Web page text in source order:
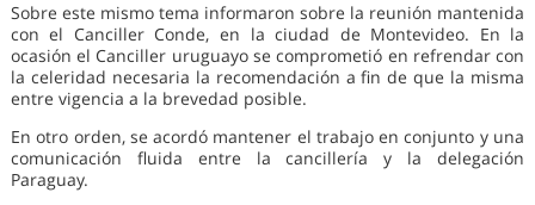
Sobre este mismo tema informaron sobre la reunión mantenida
con el Canciller Conde, en la ciudad de Montevideo. En la
ocasión el Canciller uruguayo se comprometió en refrendar con
la celeridad necesaria la recomendación a fin de que la misma
entre vigencia a la brevedad posible.
En otro orden, se acordó mantener el trabajo en conjunto y una
comunicación fluida entre la cancillería y la delegación
Paraguay.